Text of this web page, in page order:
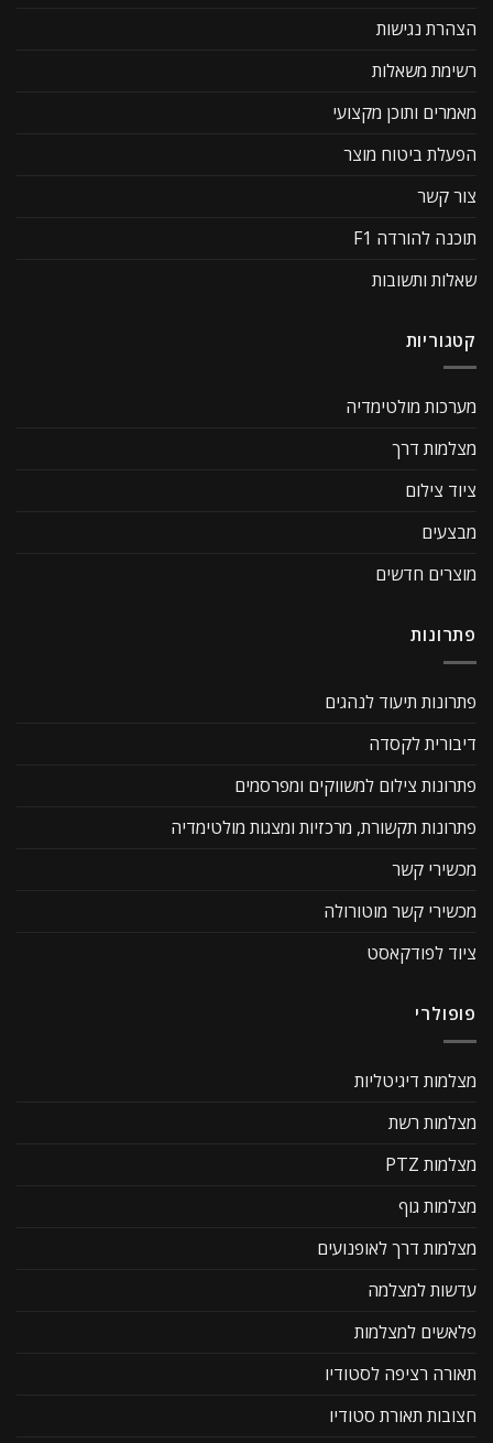
הצהרת נגישות
רשימת משאלות
מאמרים ותוכן מקצועי
הפעלת ביטוח מוצר
צור קשר
תוכנה להורדה F1
שאלות ותשובות
קטגוריות
מערכות מולטימדיה
מצלמות דרך
ציוד צילום
מבצעים
מוצרים חדשים
פתרונות
פתרונות תיעוד לנהגים
דיבורית לקסדה
פתרונות צילום למשווקים ומפרסמים
פתרונות תקשורת, מרכזיות ומצגות מולטימדיה
מכשירי קשר
מכשירי קשר מוטורולה
ציוד לפודקאסט
פופולרי
מצלמות דיגיטליות
מצלמות רשת
מצלמות PTZ
מצלמות גוף
מצלמות דרך לאופנועים
עדשות למצלמה
פלאשים למצלמות
תאורה רציפה לסטודיו
חצובות תאורת סטודיו